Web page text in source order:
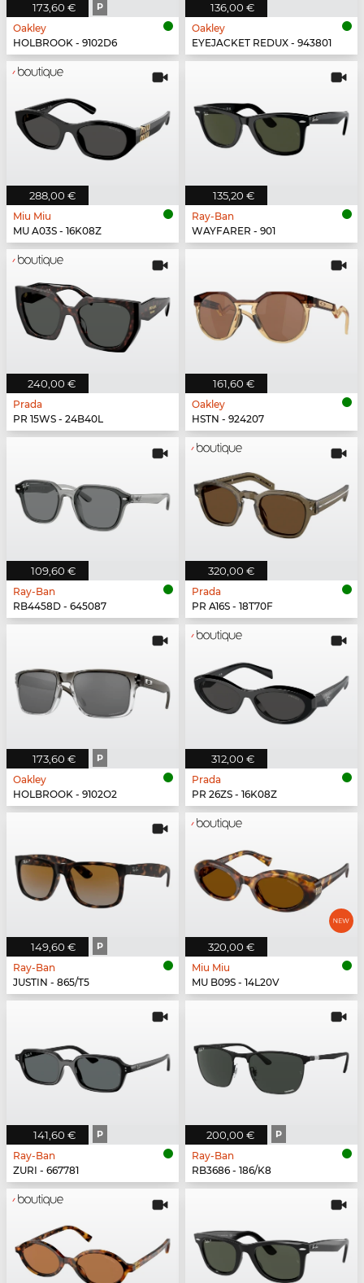
173,60 € P
Oakley
HOLBROOK - 9102D6
136,00 €
Oakley
EYEJACKET REDUX - 943801
288,00 €
Miu Miu
MU A03S - 16K08Z
135,20 €
Ray-Ban
WAYFARER - 901
240,00 €
Prada
PR 15WS - 24B40L
161,60 €
Oakley
HSTN - 924207
109,60 €
Ray-Ban
RB4458D - 645087
320,00 €
Prada
PR A16S - 18T70F
173,60 € P
Oakley
HOLBROOK - 9102O2
312,00 €
Prada
PR 26ZS - 16K08Z
149,60 € P
Ray-Ban
JUSTIN - 865/T5
320,00 €
Miu Miu
MU B09S - 14L20V
141,60 € P
Ray-Ban
ZURI - 667781
200,00 € P
Ray-Ban
RB3686 - 186/K8